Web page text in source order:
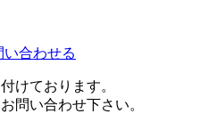
い合わせる
けております。
問い合わせ下さい。